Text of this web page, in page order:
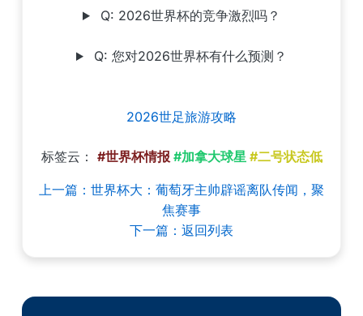
Q: 2026世界杯的竞争激烈吗？
Q: 您对2026世界杯有什么预测？
2026世足旅游攻略
标签云： #世界杯情报 #加拿大球星 #二号状态低
上一篇：世界杯大：葡萄牙主帅辟谣离队传闻，聚
焦赛事
下一篇：返回列表